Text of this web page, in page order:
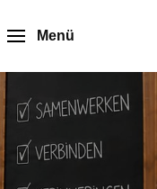
Menü